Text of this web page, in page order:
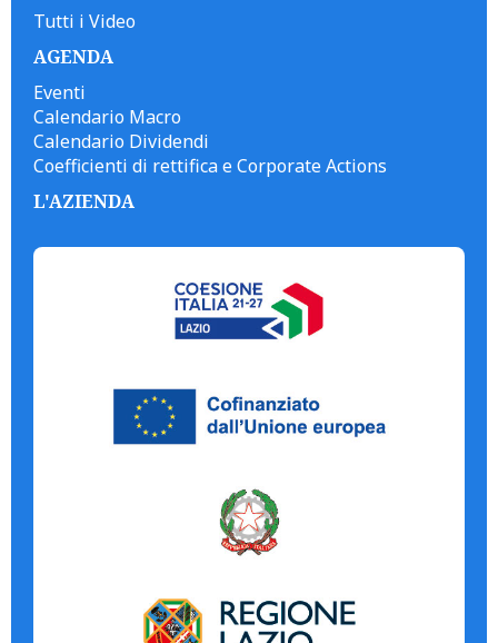
Tutti i Video
AGENDA
Eventi
Calendario Macro
Calendario Dividendi
Coefficienti di rettifica e Corporate Actions
L'AZIENDA